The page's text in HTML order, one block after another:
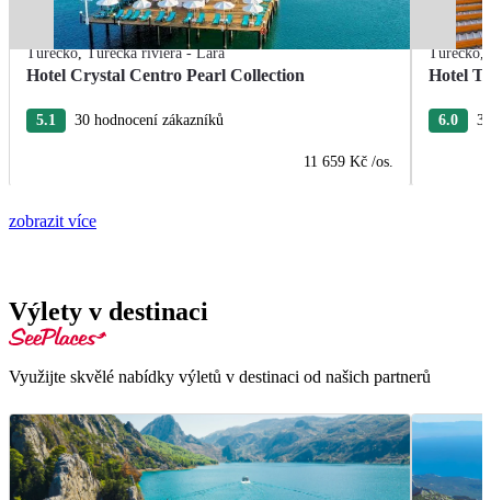
Turecko,Turecká riviéra - Lara
Hotel Crystal Centro Pearl Collection
5.1 30 hodnocení zákazníků
11 659 Kč /os.
Turecko,
Hotel
6.0 3
zobrazit více
Výlety v destinaci
Využijte skvělé nabídky výletů v destinaci od našich partnerů